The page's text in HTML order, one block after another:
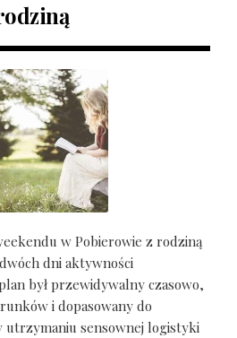
w Pobierowie z rodziną
dni aktywności
był przewidywalny czasowo,
i dopasowany do
utrzymaniu sensownej logistyki